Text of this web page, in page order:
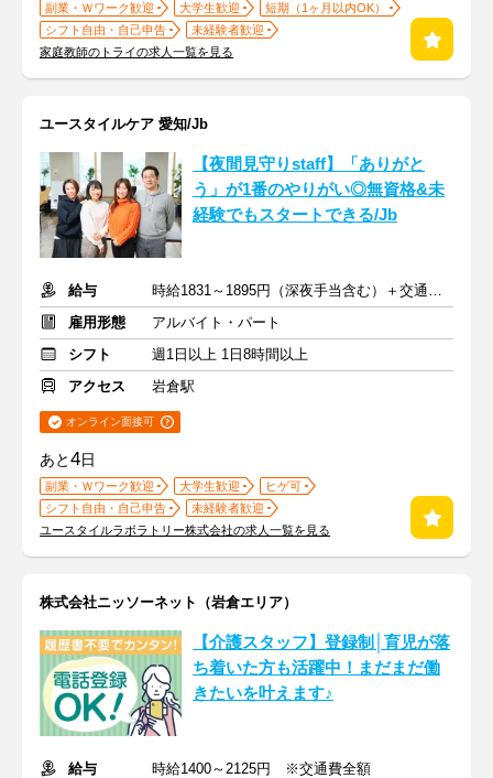
副業・Ｗワーク歓迎 大学生歓迎
短期（1ヶ月以内OK）
シフト自由・自己申告
未経験者歓迎
家庭教師のトライの求人一覧を見る
ユースタイルケア 愛知/Jb
【夜間見守りstaff】「ありがと
う」が1番のやりがい◎無資格&未
経験でもスタートできる/Jb
給与
時給1831～1895円（深夜手当含む）＋交通費支給
雇用形態
アルバイト・パート
シフト
週1日以上 1日8時間以上
アクセス
岩倉駅
オンライン面接可
あと4日
副業・Ｗワーク歓迎 大学生歓迎
ヒゲ可
シフト自由・自己申告
未経験者歓迎
ユースタイルラボラトリー株式会社の求人一覧を見る
株式会社ニッソーネット（岩倉エリア）
【介護スタッフ】登録制│育児が落
ち着いた方も活躍中！まだまだ働
きたいを叶えます♪
給与
時給1400～2125円 ※交通費全額